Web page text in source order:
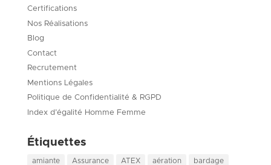
Certifications
Nos Réalisations
Blog
Contact
Recrutement
Mentions Légales
Politique de Confidentialité & RGPD
Index d’égalité Homme Femme
Étiquettes
amiante Assurance ATEX aération bardage